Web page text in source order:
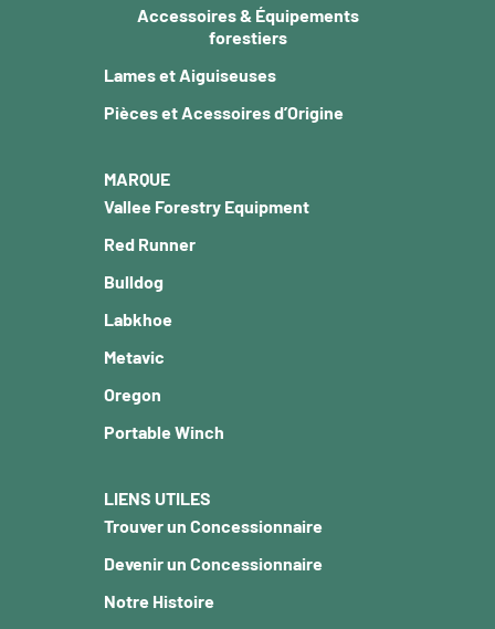
Accessoires & Équipements
forestiers
Lames et Aiguiseuses
Pièces et Acessoires d’Origine
MARQUE
Vallee Forestry Equipment
Red Runner
Bulldog
Labkhoe
Metavic
Oregon
Portable Winch
LIENS UTILES
Trouver un Concessionnaire
Devenir un Concessionnaire
Notre Histoire